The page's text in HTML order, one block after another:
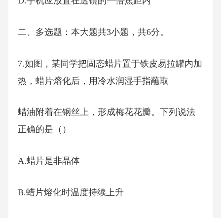
二、多选题：本大题共3小题，共6分。
7.如图，某同学把固态蜡片置于铁皮易拉罐内加
热，蜡片熔化后，用冷水润湿手指蘸取
蜡油附着在钢丝上，形成梅花花瓣。下列说法
正确的是（）
A.蜡片是非晶体
B.蜡片熔化时温度持续上升